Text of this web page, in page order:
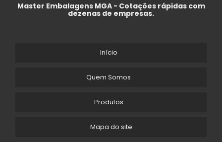
Master Embalagens MGA - Cotações rápidas com
dezenas de empresas.
Início
Quem Somos
Produtos
Mapa do site